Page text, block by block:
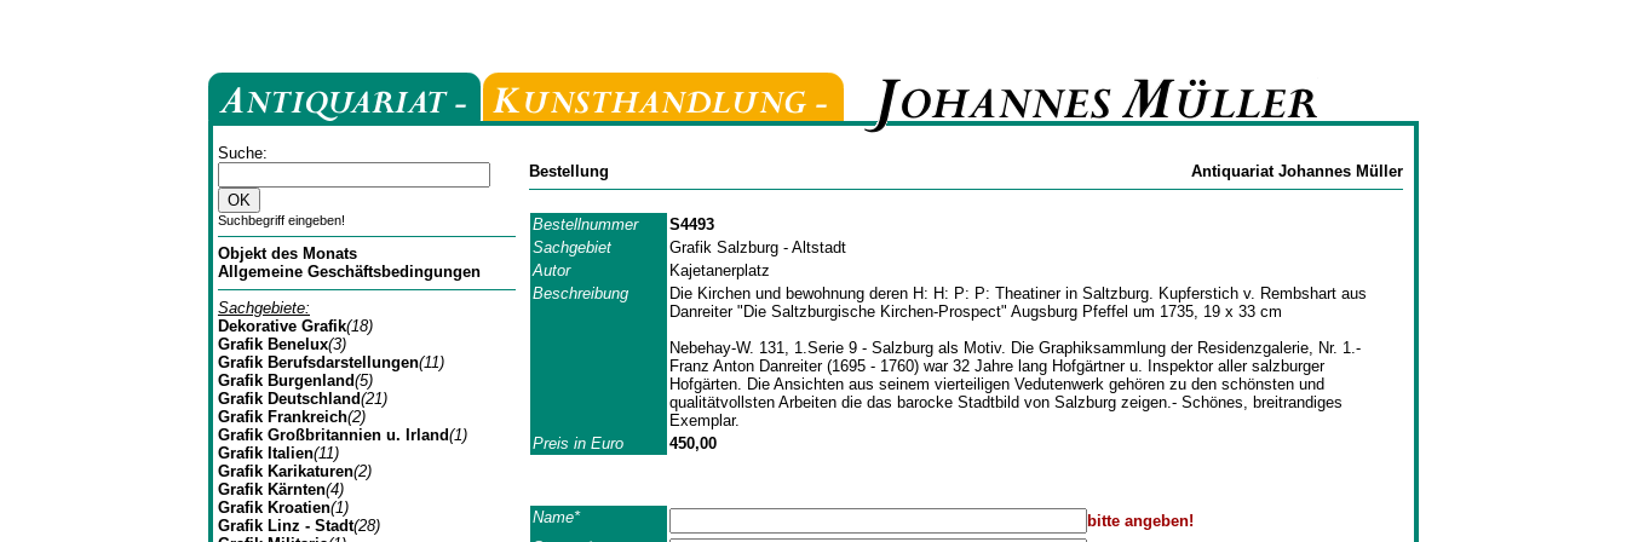
Suche:
Suchbegriff eingeben!
Objekt des Monats
Allgemeine Geschäftsbedingungen
Sachgebiete:
Dekorative Grafik(18)
Grafik Benelux(3)
Grafik Berufsdarstellungen(11)
Grafik Burgenland(5)
Grafik Deutschland(21)
Grafik Frankreich(2)
Grafik Großbritannien u. Irland(1)
Grafik Italien(11)
Grafik Karikaturen(2)
Grafik Kärnten(4)
Grafik Kroatien(1)
Grafik Linz - Stadt(28)
Bestellung Antiquariat Johannes Müller
Bestellnummer
S4493
Sachgebiet
Grafik Salzburg - Altstadt
Autor
Kajetanerplatz
Beschreibung
Die Kirchen und bewohnung deren H: H: P: P: Theatiner in Saltzburg. Kupferstich v. Rembshart aus
Danreiter "Die Saltzburgische Kirchen-Prospect" Augsburg Pfeffel um 1735, 19 x 33 cm
Nebehay-W. 131, 1.Serie 9 - Salzburg als Motiv. Die Graphiksammlung der Residenzgalerie, Nr. 1.-
Franz Anton Danreiter (1695 - 1760) war 32 Jahre lang Hofgärtner u. Inspektor aller salzburger
Hofgärten. Die Ansichten aus seinem vierteiligen Vedutenwerk gehören zu den schönsten und
qualitätvollsten Arbeiten die das barocke Stadtbild von Salzburg zeigen.- Schönes, breitrandiges
Exemplar.
Preis in Euro
450,00
Name*
bitte angeben!